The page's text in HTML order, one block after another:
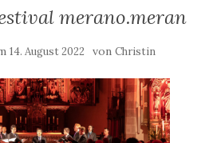
merano.meran
14. August 2022 von Christin